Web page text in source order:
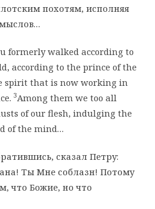
похотям, исполняя
formerly walked according to
according to the prince of the
spirit that is now working in
3Among them we too all
of our flesh, indulging the
of the mind…
сказал Петру:
Ты Мне соблазн! Потому
что Божие, но что